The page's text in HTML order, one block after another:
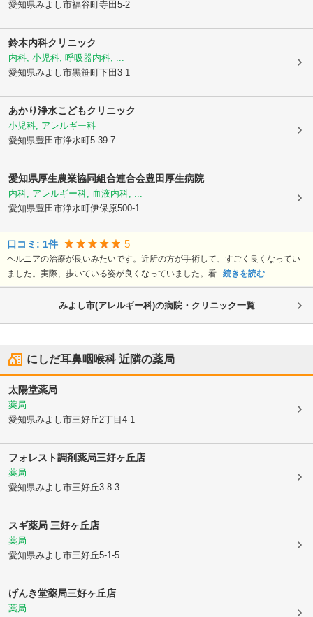
愛知県みよし市福谷町寺田5-2
鈴木内科クリニック
内科, 小児科, 呼吸器内科, ...
愛知県みよし市黒笹町下田3-1
あかり浄水こどもクリニック
小児科, アレルギー科
愛知県豊田市浄水町5-39-7
愛知県厚生農業協同組合連合会豊田厚生病院
内科, アレルギー科, 血液内科, ...
愛知県豊田市浄水町伊保原500-1
口コミ: 1件 5
ヘルニアの治療が良いみたいです。近所の方が手術して、すごく良くなってい
ました。実際、歩いている姿が良くなっていました。看...続きを読む
みよし市(アレルギー科)の病院・クリニック一覧
にしだ耳鼻咽喉科近隣の薬局
太陽堂薬局
薬局
愛知県みよし市三好丘2丁目4-1
フォレスト調剤薬局三好ヶ丘店
薬局
愛知県みよし市三好丘3-8-3
スギ薬局 三好ヶ丘店
薬局
愛知県みよし市三好丘5-1-5
げんき堂薬局三好ヶ丘店
薬局